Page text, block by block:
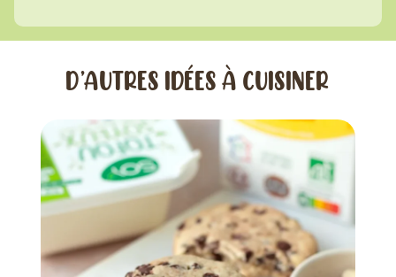
D’AUTRES IDÉES À CUISINER